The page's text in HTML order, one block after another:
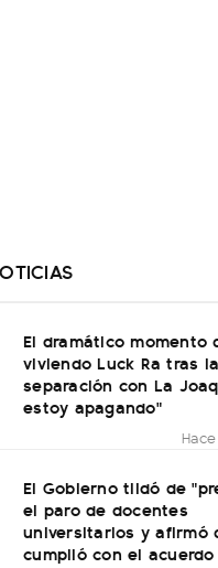
El dramático momento
viviendo Luck Ra tras la
separación con La
estoy apagando"
El Gobierno tildó de
el paro de docentes
universitarios y afirmó
cumplió con el acuerdo